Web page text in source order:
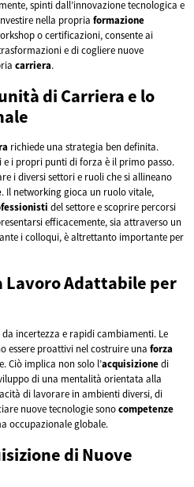
spinti dall’innovazione tecnologica e
nella propria formazione
o certificazioni, consente ai
e di cogliere nuove
carriera.
di Carriera e lo
richiede una strategia ben definita.
i propri punti di forza è il primo passo.
i diversi settori e ruoli che si allineano
. Il networking gioca un ruolo vitale,
del settore e scoprire percorsi
efficacemente, sia attraverso un
i colloqui, è altrettanto importante per
Lavoro Adattabile per
incertezza e rapidi cambiamenti. Le
essere proattivi nel costruire una forza
Ciò implica non solo l’acquisizionedi
di una mentalità orientata alla
di lavorare in ambienti diversi, di
nuove tecnologie sonocompetenze
occupazionale globale.
di Nuove